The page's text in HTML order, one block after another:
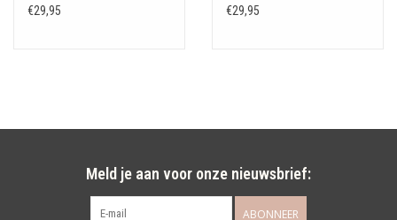
€29,95
€29,95
Meld je aan voor onze nieuwsbrief:
ABONNEER